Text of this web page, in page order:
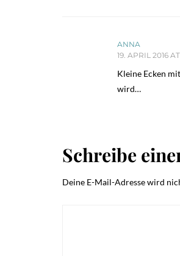
ANNA
19. APRIL 2016
Kleine Ecken
wird…
Schreibe
Deine E-Mail-Adresse wird